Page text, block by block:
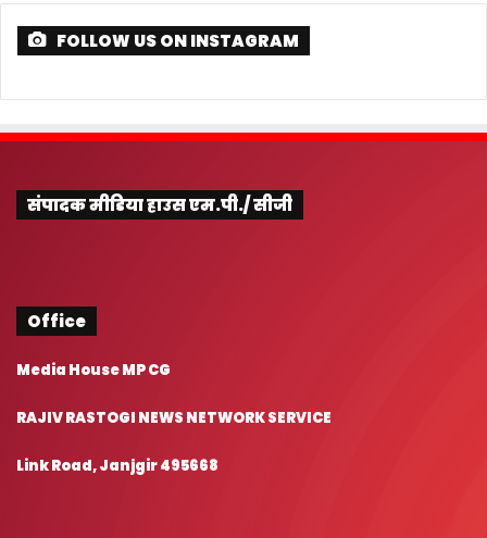
FOLLOW US ON INSTAGRAM
संपादक मीडिया हाउस एम.पी./ सीजी
Office
Media House MP CG
RAJIV RASTOGI NEWS NETWORK SERVICE
Link Road, Janjgir 495668